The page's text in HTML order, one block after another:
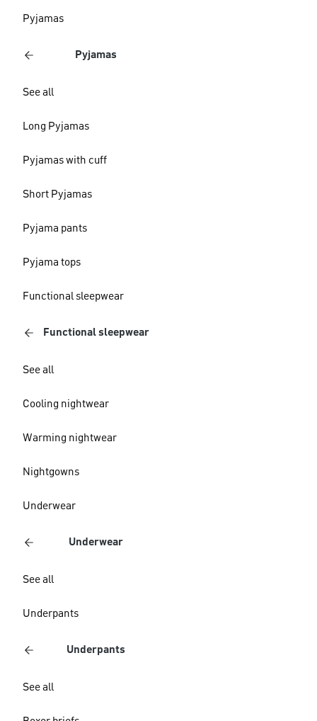
Pyjamas
Pyjamas
See all
Long Pyjamas
Pyjamas with cuff
Short Pyjamas
Pyjama pants
Pyjama tops
Functional sleepwear
Functional sleepwear
See all
Cooling nightwear
Warming nightwear
Nightgowns
Underwear
Underwear
See all
Underpants
Underpants
See all